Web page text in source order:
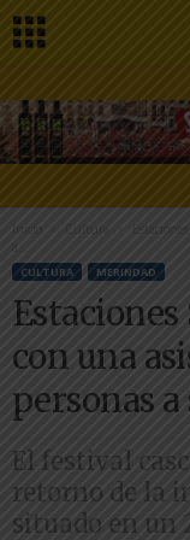
Inicio Cultura
CULTURA MERINDAD
con una
personas
El festival
retorno de la
situado en un